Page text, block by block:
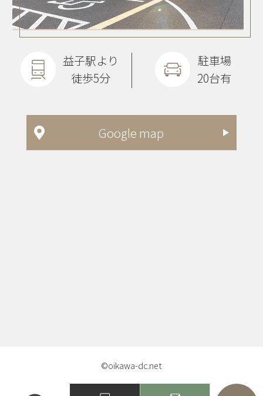
Google map
益子駅より
徒歩5分
駐車場
20台有
©oikawa-dc.net